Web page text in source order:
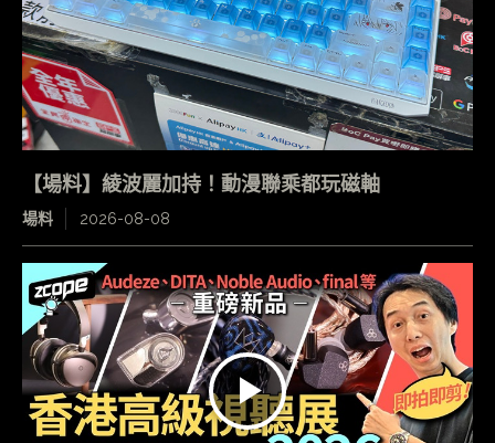
【場料】綾波麗加持！動漫聯乘都玩磁軸
場料 2026-08-08